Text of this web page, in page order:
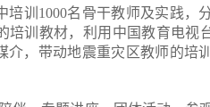
训1000名骨干教师及实践，
训教材，利用中国教育电视
，带动地震重灾区教师的培